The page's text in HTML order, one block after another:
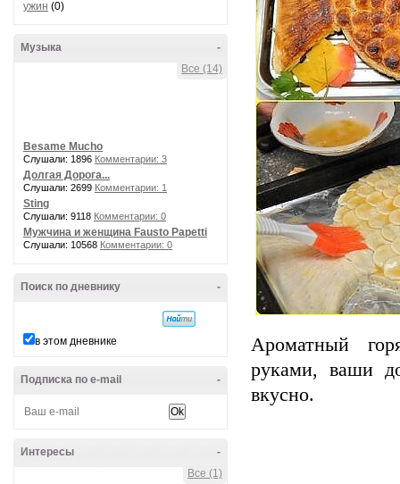
ужин (0)
-
Музыка
Все (14)
Besame Mucho
Слушали: 1896 Комментарии: 3
Долгая Дорога...
Слушали: 2699 Комментарии: 1
Sting
Слушали: 9118 Комментарии: 0
Мужчина и женщина Fausto Papetti
Слушали: 10568 Комментарии: 0
-
Поиск по дневнику
в этом дневнике
-
Подписка по e-mail
-
Интересы
Все (1)
Aроматный
руками, ваши
вкусно.